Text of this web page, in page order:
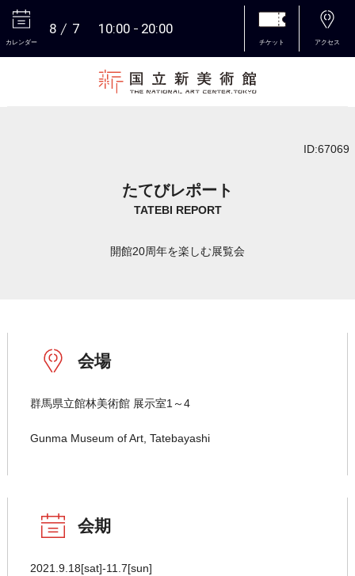
カレンダー
8 7 10:00 20:00
チケット アクセス
ID:67069
たてびレポート
TATEBI REPORT
開館20周年を楽しむ展覧会
会場
群馬県立館林美術館 展示室1～4
Gunma Museum of Art, Tatebayashi
会期
2021.9.18[sat]-11.7[sun]